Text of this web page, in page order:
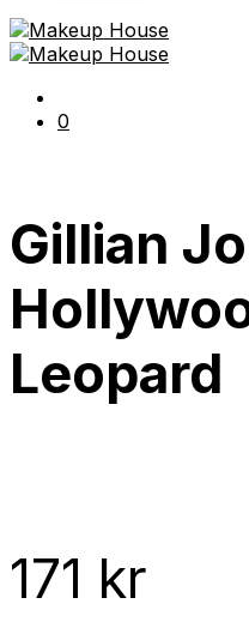
0
Gillian
Leopard
171 kr